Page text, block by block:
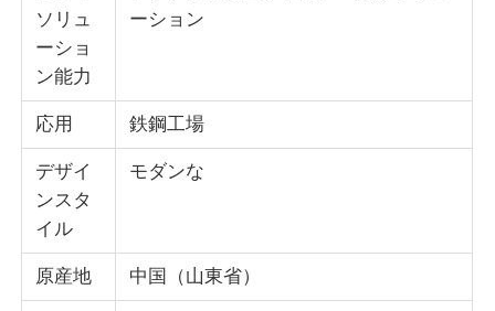
ソリュ
ーショ
ン能力
ーション
応用 鉄鋼工場
デザイ
ンスタ
イル
モダンな
原産地 中国（山東省）